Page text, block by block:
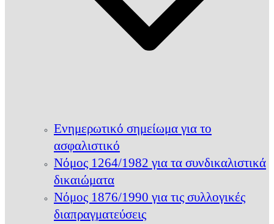
Ενημερωτικό σημείωμα για το
ασφαλιστικό
Νόμος 1264/1982 για τα συνδικαλιστικά
δικαιώματα
Νόμος 1876/1990 για τις συλλογικές
διαπραγματεύσεις